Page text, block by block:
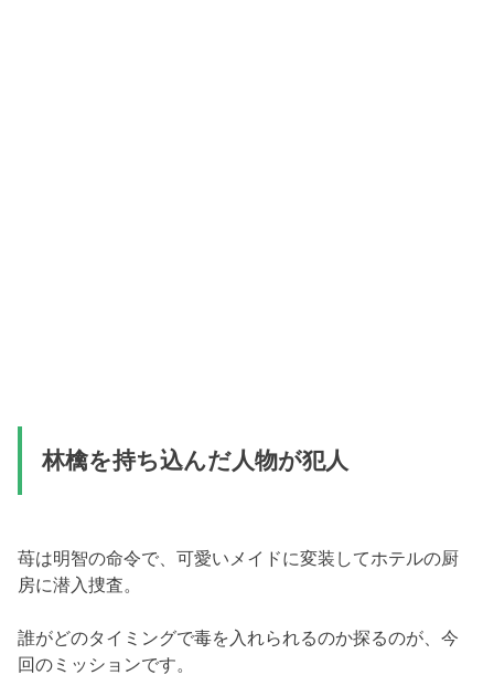
林檎を持ち込んだ人物が犯人
苺は明智の命令で、可愛いメイドに変装してホテルの厨
房に潜入捜査。
誰がどのタイミングで毒を入れられるのか探るのが、今
回のミッションです。